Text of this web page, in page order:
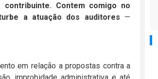
Contem comigo no
a atuação dos auditores —
em relação a propostas contra a
improbidade administrativa e até